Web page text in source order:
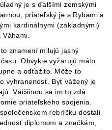
je s ďalšími zemskými
priateľský je s Rybami a
kardinálnymi (základnými)
znamení milujú jasný
Obvykle vyžarujú málo
a odťažito. Môže to
vyhranenosť. Byť vážený je
Väčšinou sa im to zdá
priateľského spojenia.
rebríčku dostali
diplomom a značkám,